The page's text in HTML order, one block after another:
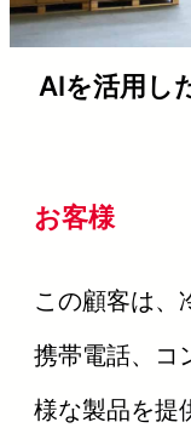
AIを活用し
お客様
この顧客は、
携帯電話、コ
様な製品を提